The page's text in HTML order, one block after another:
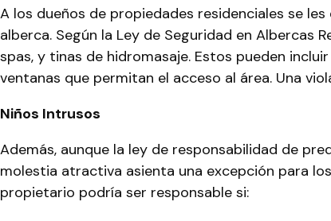
A los dueños de propiedades residenciales se
alberca. Según la Ley de Seguridad en Albercas
spas, y tinas de hidromasaje. Estos pueden
ventanas que permitan el acceso al área. Una
Niños Intrusos
Además, aunque la ley de responsabilidad de
molestia atractiva asienta una excepción para
propietario podría ser responsable si: